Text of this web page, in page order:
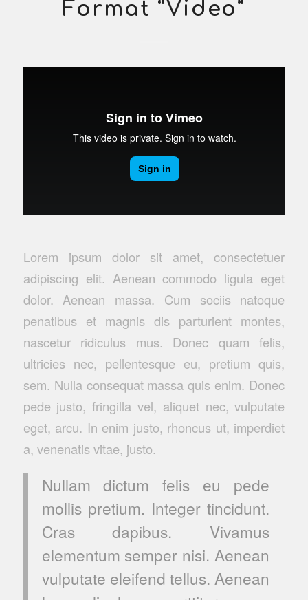
Format “Video”
Lorem ipsum dolor sit amet, consectetuer
adipiscing elit. Aenean commodo ligula eget
dolor. Aenean massa. Cum sociis natoque
penatibus et magnis dis parturient montes,
nascetur ridiculus mus. Donec quam felis,
ultricies nec, pellentesque eu, pretium quis,
sem. Nulla consequat massa quis enim. Donec
pede justo, fringilla vel, aliquet nec, vulputate
eget, arcu. In enim justo, rhoncus ut, imperdiet
a, venenatis vitae, justo.
Nullam dictum felis eu pede
mollis pretium. Integer tincidunt.
Cras dapibus. Vivamus
elementum semper nisi. Aenean
vulputate eleifend tellus. Aenean